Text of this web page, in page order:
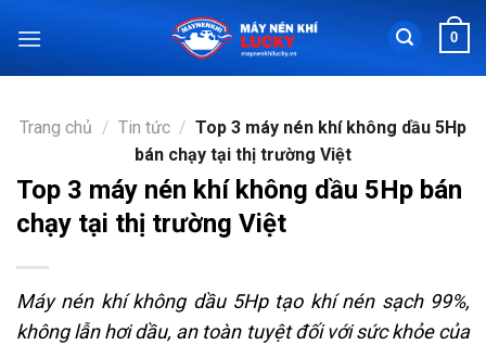
đến
0
Trang chủ / Tin tức / Top 3 máy nén khí không dầu 5Hp
bán chạy tại thị trường Việt
Top 3 máy nén khí không dầu 5Hp bán
chạy tại thị trường Việt
Máy nén khí không dầu 5Hp tạo khí nén sạch 99%,
không lẫn hơi dầu, an toàn tuyệt đối với sức khỏe của